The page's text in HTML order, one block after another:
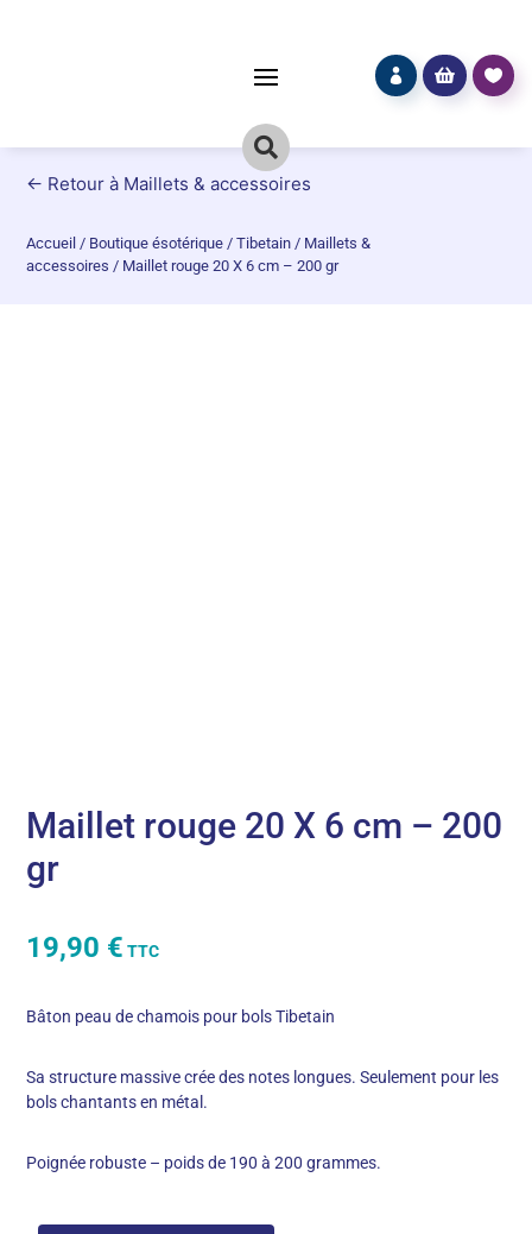

  
← Retour à Maillets & accessoires
Accueil / Boutique ésotérique /Tibetain / Maillets &
accessoires / Maillet rouge 20 X 6 cm – 200 gr
Maillet rouge 20 X 6 cm – 200
gr
19,90 € TTC
Bâton peau de chamois pour bols Tibetain
Sa structure massive crée des notes longues. Seulement pour les
bols chantants en métal.
Poignée robuste – poids de 190 à 200 grammes.